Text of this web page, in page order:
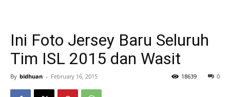
Ini Foto Jersey Baru Seluruh
Tim ISL 2015 dan Wasit
By bidhuan - February 16, 2015 0
18639